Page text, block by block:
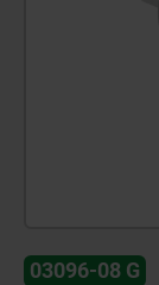
03096-08 G